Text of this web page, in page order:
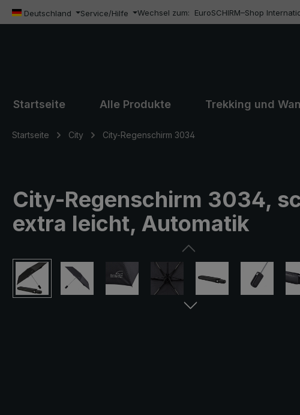
Hauptinhalt springen
Zur Suche springen
Zur Hauptnavigation springen
Deutschland Service/Hilfe Wechsel zum: EuroSCHIRM–Shop
Startseite Alle Produkte Trekking und
Startseite City City-Regenschirm 3034
City-Regenschirm 3034,
extra leicht, Automatik
Bildergalerie überspringen